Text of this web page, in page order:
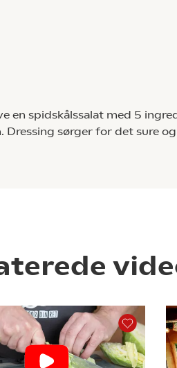
en spidskålssalat med 5
Dressing sørger for det sure